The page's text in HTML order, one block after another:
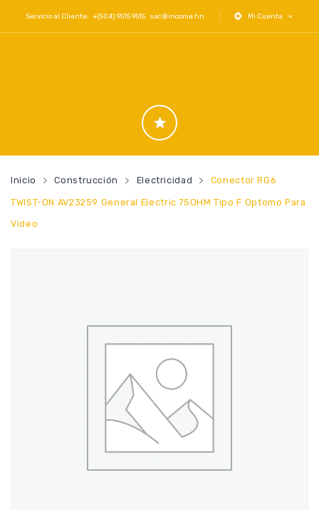
Servicio al Cliente: +(504) 9515 9515 sac@income.hn Mi Cuenta
Inicio Construcción Electricidad Conector RG6
TWIST-ON AV23259 General Electric 75OHM Tipo F Optomo Para
Video